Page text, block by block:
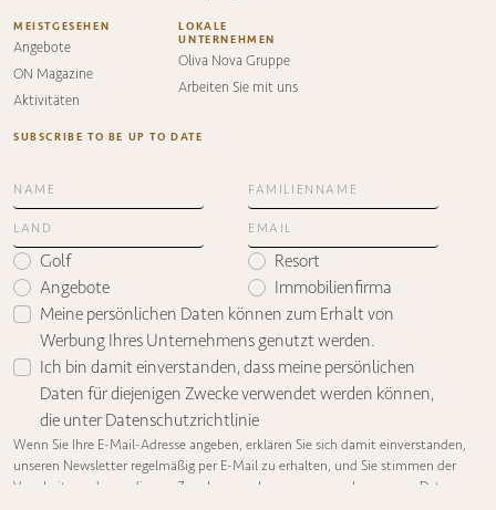
MEISTGESEHEN
Angebote
ON Magazine
Aktivitäten
LOKALE
UNTERNEHMEN
Oliva Nova Gruppe
Arbeiten Sie mit uns
SUBSCRIBE TO BE UP TO DATE
Golf
Resort
Angebote
Immobilienfirma
Meine persönlichen Daten können zum Erhalt von
Werbung Ihres Unternehmens genutzt werden.
Ich bin damit einverstanden, dass meine persönlichen
Daten für diejenigen Zwecke verwendet werden können,
die unter Datenschutzrichtlinie
Wenn Sie Ihre E-Mail-Adresse angeben, erklären Sie sich damit einverstanden,
unseren Newsletter regelmäßig per E-Mail zu erhalten, und Sie stimmen der
Verarbeitung der zu diesem Zweck angegebenen personenbezogenen Daten zu.